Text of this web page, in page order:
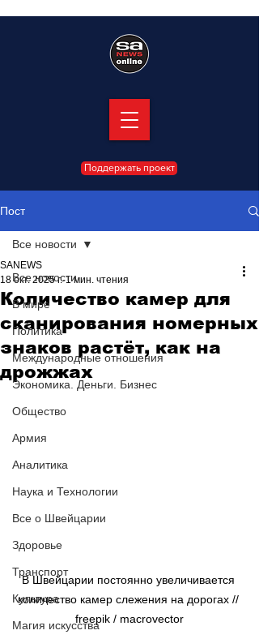
Поддержать проект
Пост
Все новости
В мире
Политика
Международные отношения
Экономика. Деньги. Бизнес
Общество
Армия
Аналитика
Наука и Технологии
Все о Швейцарии
Здоровье
Транспорт
Культура
Магия искусства
Все новости
Количество камер для
сканирования номерных
знаков растёт, как на
дрожжах
SANEWS
18 окт. 2025 г. 1 мин. чтения
В Швейцарии постоянно увеличивается
количество камер слежения на дорогах //
freepik / macrovector